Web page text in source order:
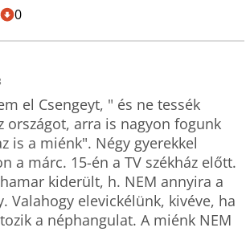
0
el Csengeyt, " és ne tessék
országot, arra is nagyon fogunk
is a miénk". Négy gyerekkel
a márc. 15-én a TV székház előtt.
kiderült, h. NEM annyira a
Valahogy elevickélünk, kivéve, ha
a néphangulat. A miénk NEM